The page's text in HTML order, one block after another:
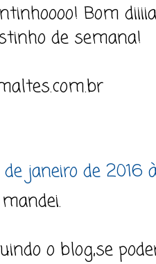
Bom
de semana!
janeiro de 2016
o blog,se